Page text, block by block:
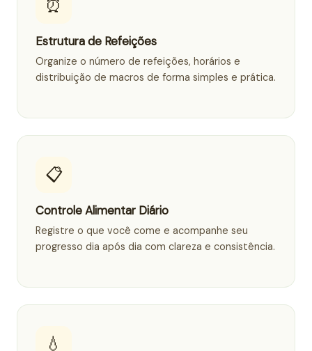
⏰
Estrutura de Refeições
Organize o número de refeições, horários e
distribuição de macros de forma simples e prática.
📋
Controle Alimentar Diário
Registre o que você come e acompanhe seu
progresso dia após dia com clareza e consistência.
💧